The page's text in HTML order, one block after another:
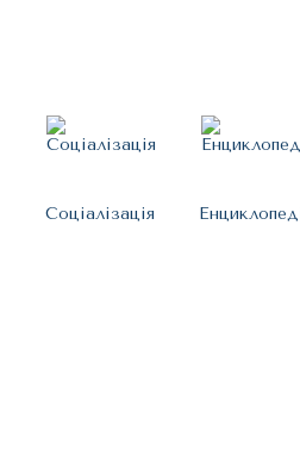
Соціалізація